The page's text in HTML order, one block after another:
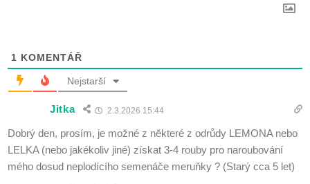
1 KOMENTÁŘ
Nejstarší
Jitka 2.3.2026 15:44
Dobrý den, prosím, je možné z některé z odrůdy LEMONA nebo
LELKA (nebo jakékoliv jiné) získat 3-4 rouby pro naroubování
mého dosud neplodícího semenáče meruňky ? (Starý cca 5 let)